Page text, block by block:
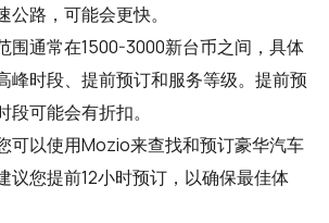
公路，可能会更快。
围通常在1500-3000新台币之间，具体
峰时段、提前预订和服务等级。提前预
段可能会有折扣。
可以使用Mozio来查找和预订豪华汽车
议您提前12小时预订，以确保最佳体